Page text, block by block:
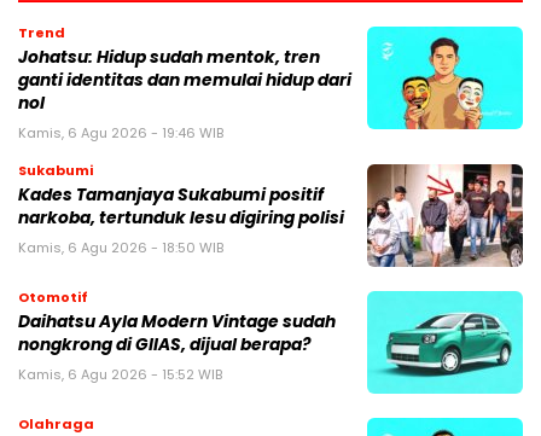
Trend
Johatsu: Hidup sudah mentok, tren
ganti identitas dan memulai hidup dari
nol
Kamis, 6 Agu 2026 - 19:46 WIB
Sukabumi
Kades Tamanjaya Sukabumi positif
narkoba, tertunduk lesu digiring polisi
Kamis, 6 Agu 2026 - 18:50 WIB
Otomotif
Daihatsu Ayla Modern Vintage sudah
nongkrong di GIIAS, dijual berapa?
Kamis, 6 Agu 2026 - 15:52 WIB
Olahraga